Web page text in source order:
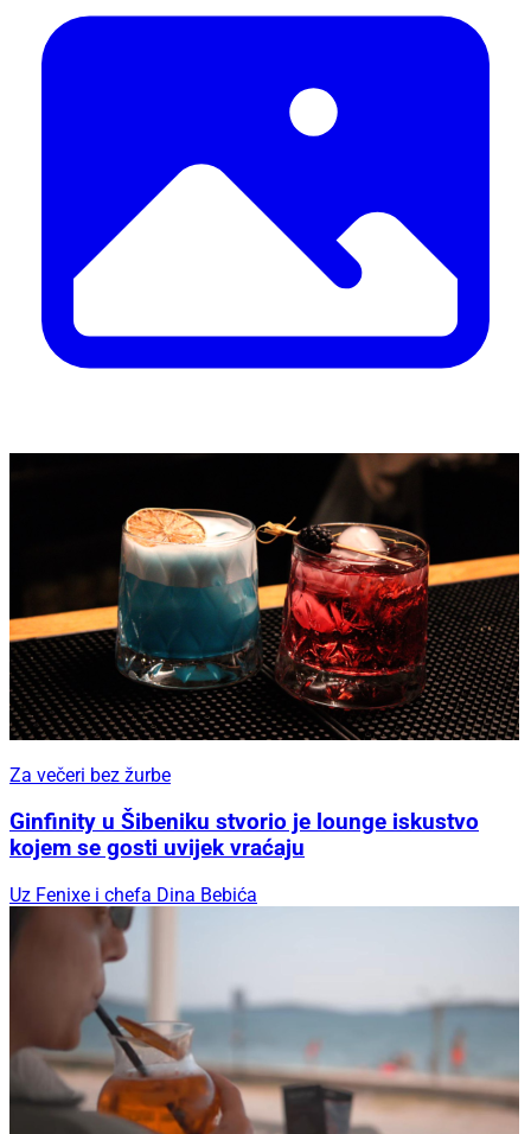
Za večeri bez žurbe
Ginfinity u Šibeniku stvorio je lounge iskustvo
kojem se gosti uvijek vraćaju
Uz Fenixe i chefa Dina Bebića